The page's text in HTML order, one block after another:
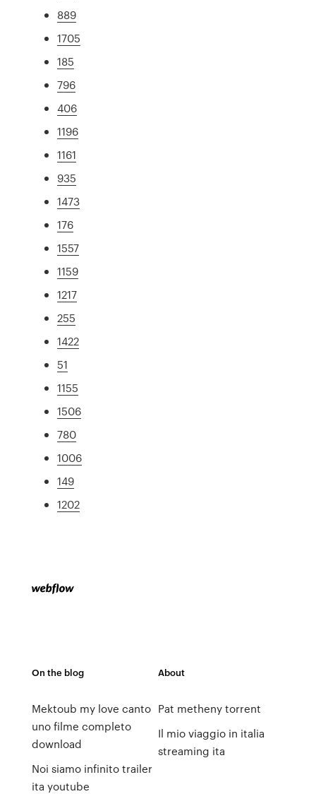
889
1705
185
796
406
1196
1161
935
1473
176
1557
1159
1217
255
1422
51
1155
1506
780
1006
149
1202
On the blog
Mektoub my love canto
uno filme completo
download
Noi siamo infinito trailer
ita youtube
About
Pat metheny torrent
Il mio viaggio in italia
streaming ita